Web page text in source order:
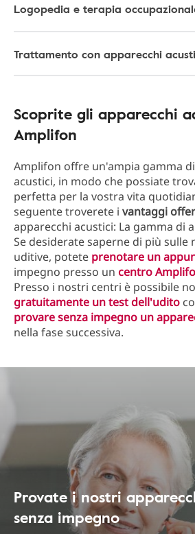
Logopedia e terapia
Trattamento con apparecchi
Scoprite gli apparecchi
Amplifon
Amplifon offre un'ampia gamma
acustici, in modo che possiate
perfetta per la vostra vita
seguente troverete i vantaggi
apparecchi acustici: La gamma di
Se desiderate saperne di più sulle
uditive, potete prenotare un
impegno presso un centro
Presso i nostri centri è possibile
gratuitamente un test dell'udito
provare senza impegno un
nella fase successiva.
Provate i nostri
senza impegno